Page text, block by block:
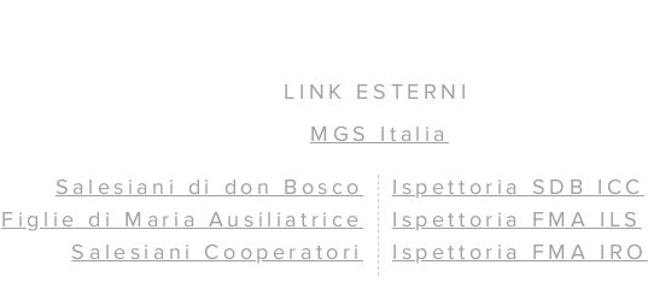
LINK ESTERNI
MGS Italia
Salesiani di don Bosco
Figlie di Maria Ausiliatrice
Salesiani Cooperatori
Ispettoria SDB ICC
Ispettoria FMA ILS
Ispettoria FMA IRO